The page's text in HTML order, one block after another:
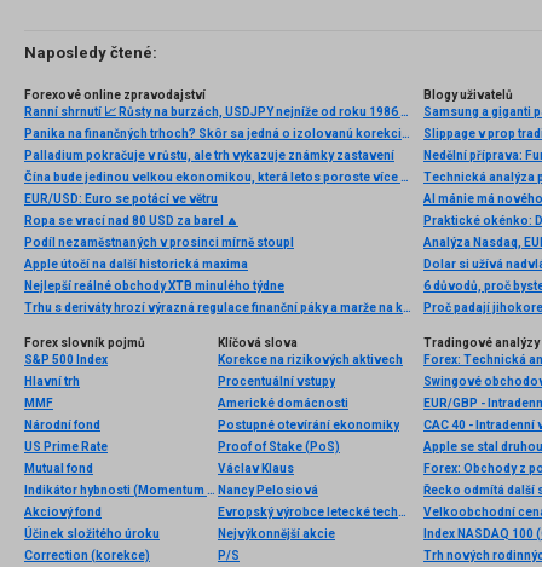
Naposledy čtené:
Forexové online zpravodajství
Ranní shrnutí 📈 Růsty na burzách, USDJPY nejníže od roku 1986 (30.06.2026)
Panika na finančných trhoch? Skôr sa jedná o izolovanú korekciu na akciách.
Palladium pokračuje v růstu, ale trh vykazuje známky zastavení
Čína bude jedinou velkou ekonomikou, která letos poroste více než loni
EUR/USD: Euro se potácí ve větru
Ropa se vrací nad 80 USD za barel 🔼
Podíl nezaměstnaných v prosinci mírně stoupl
Apple útočí na další historická maxima
Nejlepší reálné obchody XTB minulého týdne
Trhu s deriváty hrozí výrazná regulace finanční páky a marže na konkrétní pozice. Každý se může postavit proti
Blogy uživatelů
Samsung a giganti
Slippage v prop
Nedělní příprava:
AI mánie má
Praktické okénko:
Analýza Nasdaq,
Dolar si užívá
Proč padají
Forex slovník pojmů
S&P 500 Index
Hlavní trh
MMF
Národní fond
US Prime Rate
Mutual fond
Indikátor hybnosti (Momentum indicator)
Akciový fond
Účinek složitého úroku
Correction (korekce)
Klíčová slova
Korekce na rizikových aktivech
Procentuální vstupy
Americké domácnosti
Postupné otevírání ekonomiky
Proof of Stake (PoS)
Václav Klaus
Nancy Pelosiová
Evropský výrobce letecké techniky
Nejvýkonnější akcie
P/S
Tradingové analýzy
Forex: Technická
Swingové
EUR/GBP -
CAC 40 - Intradenní
Forex: Obchody z
Řecko odmítá další
Index NASDAQ
Trh nových